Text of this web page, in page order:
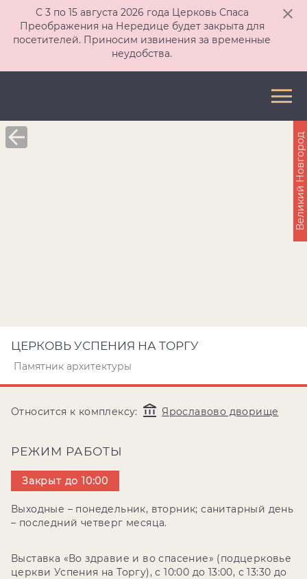
С 3 по 15 августа 2026 года Церковь Спаса
Преображения на Нередице будет закрыта для
посетителей. Приносим извинения за временные
неудобства.
ЦЕРКОВЬ УСПЕНИЯ НА ТОРГУ
Памятник архитектуры
Относится к комплексу: Ярославово дворище
РЕЖИМ РАБОТЫ
Закрыт до 10:00
Выходные – понедельник, вторник; санитарный день
– последний четверг месяца.
Выставка «Во здравие и во спасение» (подцерковье
церкви Успения на Торгу), с 10:00 до 13:00, с 13:30 до
Великий Новгород